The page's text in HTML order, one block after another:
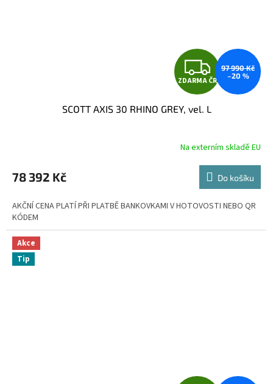
Z
D
A
R
M
A
ZDARMA ČR
97 990 Kč
–20 %
SCOTT AXIS 30 RHINO GREY, vel. L
Na externím skladě EU
78 392 Kč Do košíku
AKČNÍ CENA PLATÍ PŘI PLATBĚ BANKOVKAMI V HOTOVOSTI NEBO QR
KÓDEM
Akce
Tip